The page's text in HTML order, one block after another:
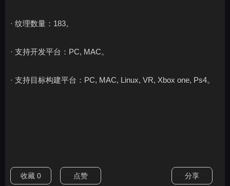
· 纹理数量：183。
· 支持开发平台：PC, MAC。
· 支持目标构建平台：PC, MAC, Linux, VR, Xbox one, Ps4。
收藏 0 点赞 分享